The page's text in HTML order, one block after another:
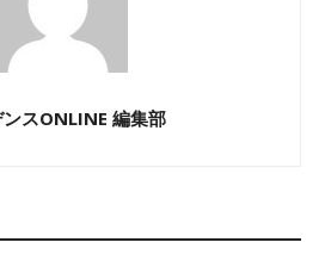
ンスONLINE 編集部